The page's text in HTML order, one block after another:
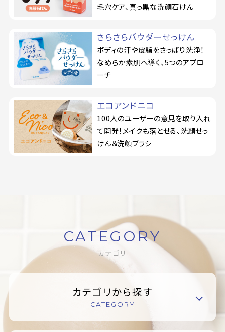
毛穴ケア、真っ黒な洗顔石けん
さらさらパウダーせっけん
ボディの汗や皮脂をさっぱり洗浄！
なめらか素肌へ導く、5つのアプロ
ーチ
エコアンドニコ
100人のユーザーの意見を取り入れ
て開発！メイクも落とせる、洗顔せっ
けん＆洗顔ブラシ
CATEGORY
カテゴリ
カテゴリから探す
CATEGORY